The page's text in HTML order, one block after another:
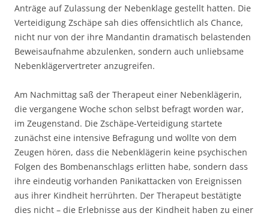
Anträge auf Zulassung der Nebenklage gestellt hatten. Die
Verteidigung Zschäpe sah dies offensichtlich als Chance,
nicht nur von der ihre Mandantin dramatisch belastenden
Beweisaufnahme abzulenken, sondern auch unliebsame
Nebenklägervertreter anzugreifen.
Am Nachmittag saß der Therapeut einer Nebenklägerin,
die vergangene Woche schon selbst befragt worden war,
im Zeugenstand. Die Zschäpe-Verteidigung startete
zunächst eine intensive Befragung und wollte von dem
Zeugen hören, dass die Nebenklägerin keine psychischen
Folgen des Bombenanschlags erlitten habe, sondern dass
ihre eindeutig vorhanden Panikattacken von Ereignissen
aus ihrer Kindheit herrührten. Der Therapeut bestätigte
dies nicht – die Erlebnisse aus der Kindheit haben zu einer